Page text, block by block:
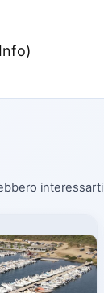
interessarti